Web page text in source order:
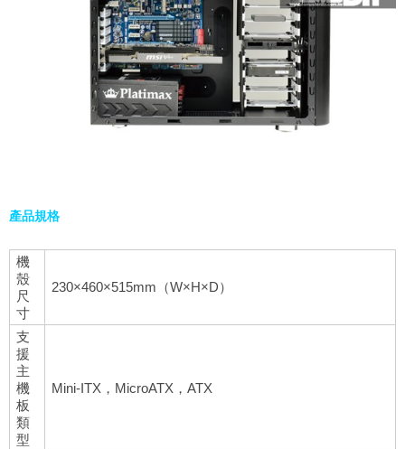
產品規格
機
殼
尺
寸
230×460×515mm（W×H×D）
支
援
主
機
板
類
型
Mini-ITX，MicroATX，ATX